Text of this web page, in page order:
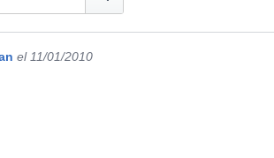
el 11/01/2010